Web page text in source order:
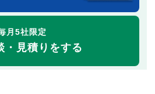
月5社限定
・見積りをする